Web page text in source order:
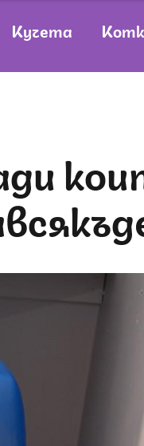
Кучета